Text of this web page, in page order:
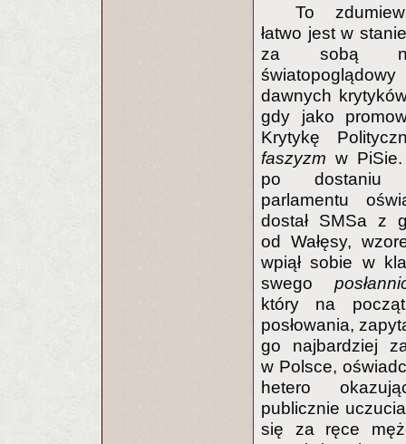
To
łatwo jest w
za sobą
dawnych
gdy jako
Krytykę
faszyzm w
po
parlamentu
dostał SMSa z
od Wałęsy,
wpiął sobie w
swego
który na
posłowania,
go najbardziej
w Polsce,
hetero
publicznie
się za ręce